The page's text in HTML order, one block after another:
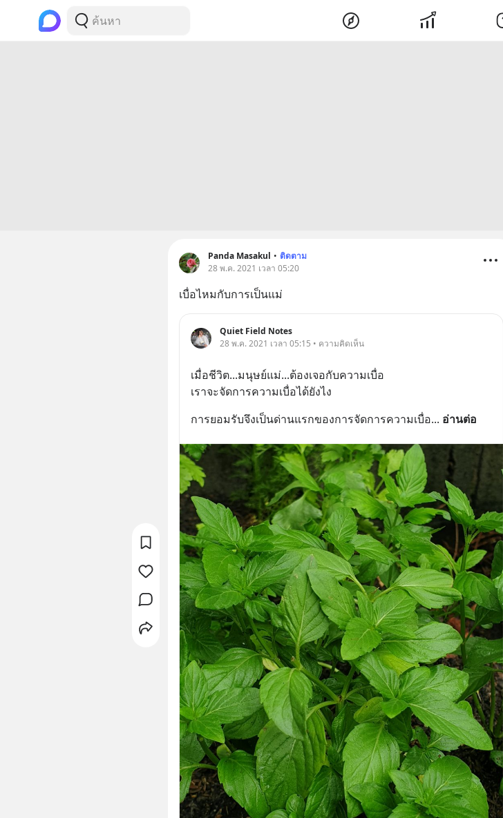
Panda Masakul • ติดตาม
28 พ.ค. 2021 เวลา 05:20
เบื่อไหมกับการเป็นแม่
Quiet Field Notes
28 พ.ค. 2021 เวลา 05:15 • ความคิดเห็น
เมื่อชีวิต...มนุษย์แม่...ต้องเจอกับความเบื่อ
เราจะจัดการความเบื่อได้ยังไง
การยอมรับจึงเป็นด่านแรกของการจัดการความเบื่อ... อ่านต่อ